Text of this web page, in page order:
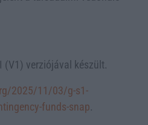
(V1) verziójával készült.
2025/11/03/g-s1-
funds-snap.